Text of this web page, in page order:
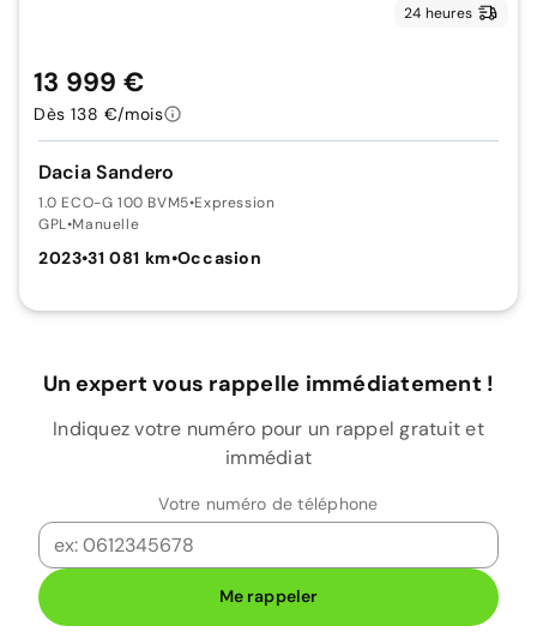
24 heures
Dacia Sandero
1.0 ECO-G 100 BVM5•Expression
GPL•Manuelle
2023•31 081 km•Occasion
13 999 €
Dès 138 €/mois
Un expert vous rappelle immédiatement !
Indiquez votre numéro pour un rappel gratuit et
immédiat
Votre numéro de téléphone
Me rappeler